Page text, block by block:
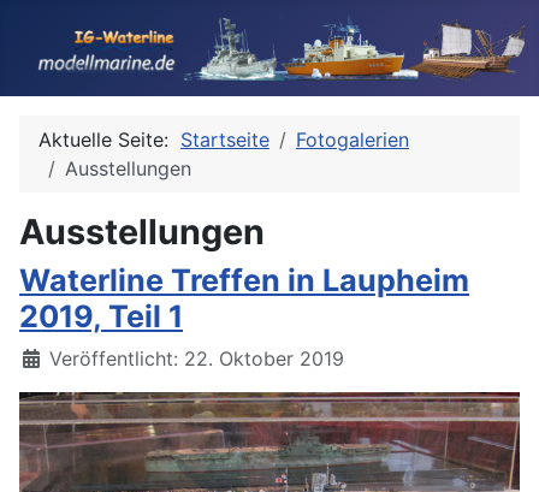
Aktuelle Seite: Startseite
Fotogalerien
Ausstellungen
Ausstellungen
Waterline Treffen in Laupheim
2019, Teil 1
Details
Veröffentlicht: 22. Oktober 2019